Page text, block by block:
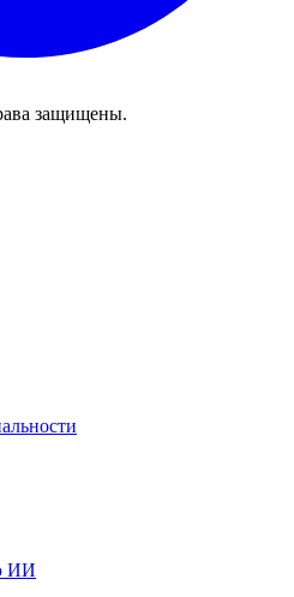
защищены.
ИИ